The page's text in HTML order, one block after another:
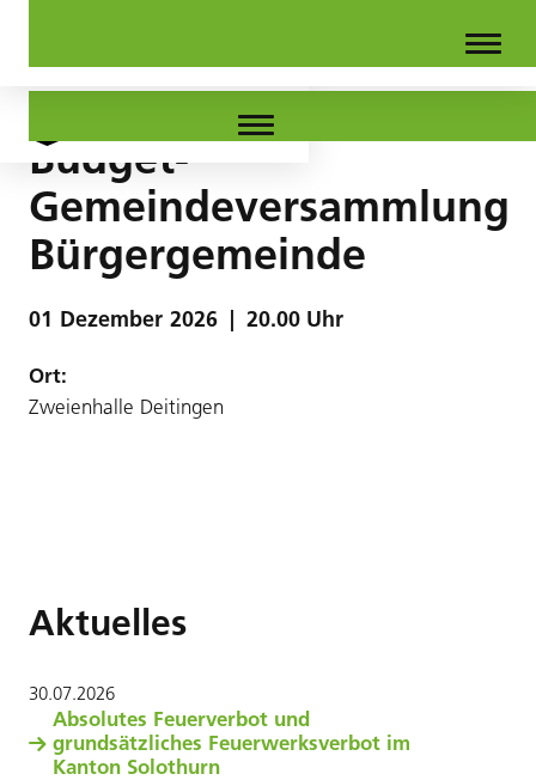
Budget-
Gemeindeversammlung
Bürgergemeinde
01 Dezember 2026 20.00 Uhr
Ort:
Zweienhalle Deitingen
Aktuelles
30.07.2026
Absolutes Feuerverbot und
grundsätzliches Feuerwerksverbot im
Kanton Solothurn